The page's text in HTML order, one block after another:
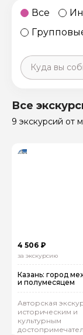
Все
Санкт-
Россия
Все
9 экскурсий от
4 506 ₽
за экскурсию
Казань: город
и полумесяцем
Авторская
историческим и
культурным